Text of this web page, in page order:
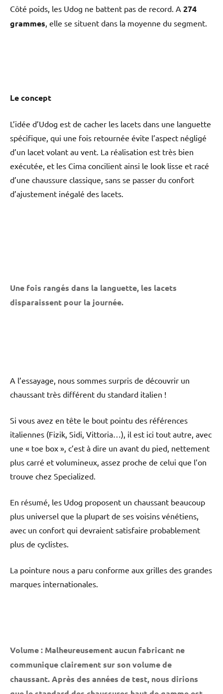
Côté poids, les Udog ne battent pas de record. A 274
grammes , elle se situent dans la moyenne du segment.
Le concept
L’idée d’Udog est de cacher les lacets dans une languette
spécifique, qui une fois retournée évite l’aspect négligé
d’un lacet volant au vent. La réalisation est très bien
exécutée, et les Cima concilient ainsi le look lisse et racé
d’une chaussure classique, sans se passer du confort
d’ajustement inégalé des lacets.
Une fois rangés dans la languette, les lacets
disparaissent pour la journée.
A l’essayage, nous sommes surpris de découvrir un
chaussant très différent du standard italien !
Si vous avez en tête le bout pointu des références
italiennes (Fizik, Sidi, Vittoria…), il est ici tout autre, avec
une « toe box », c’est à dire un avant du pied, nettement
plus carré et volumineux, assez proche de celui que l’on
trouve chez Specialized.
En résumé, les Udog proposent un chaussant beaucoup
plus universel que la plupart de ses voisins vénétiens,
avec un confort qui devraient satisfaire probablement
plus de cyclistes.
La pointure nous a paru conforme aux grilles des grandes
marques internationales.
Volume : Malheureusement aucun fabricant ne
communique clairement sur son volume de
chaussant. Après des années de test, nous dirions